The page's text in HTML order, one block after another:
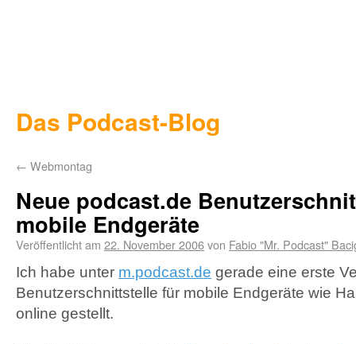
Das Podcast-Blog
← Webmontag
Neue podcast.de
mobile Endgeräte
Veröffentlicht am 22. November 2006von Fabio "Mr. Podcast"
Ich habe unter m.podcast.de gerade eine erste
Benutzerschnittstelle für mobile Endgeräte wie
online gestellt.